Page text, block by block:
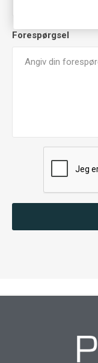
Forespørgsel